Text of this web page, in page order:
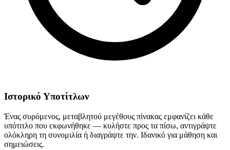
Ιστορικό Υποτίτλων
Ένας συρόμενος, μεταβλητού μεγέθους πίνακας εμφανίζει κάθε
υπότιτλο που εκφωνήθηκε — κυλήστε προς τα πίσω, αντιγράψτε
ολόκληρη τη συνομιλία ή διαγράψτε την. Ιδανικό για μάθηση και
σημειώσεις.